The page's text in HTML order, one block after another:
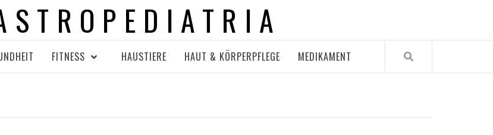
FITNESS HAUSTIERE HAUT & KÖRPERPFLEGE MEDIKAMENT